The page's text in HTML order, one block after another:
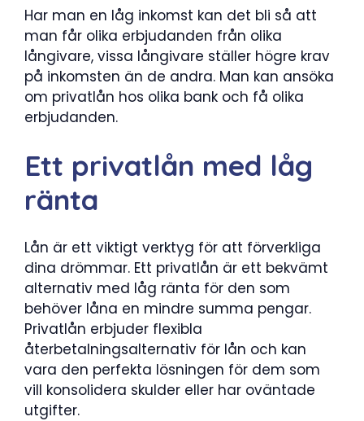
Har man en låg inkomst kan det bli så att
man får olika erbjudanden från olika
långivare, vissa långivare ställer högre krav
på inkomsten än de andra. Man kan ansöka
om privatlån hos olika bank och få olika
erbjudanden.
Ett privatlån med låg
ränta
Lån är ett viktigt verktyg för att förverkliga
dina drömmar. Ett privatlån är ett bekvämt
alternativ med låg ränta för den som
behöver låna en mindre summa pengar.
Privatlån erbjuder flexibla
återbetalningsalternativ för lån och kan
vara den perfekta lösningen för dem som
vill konsolidera skulder eller har oväntade
utgifter.